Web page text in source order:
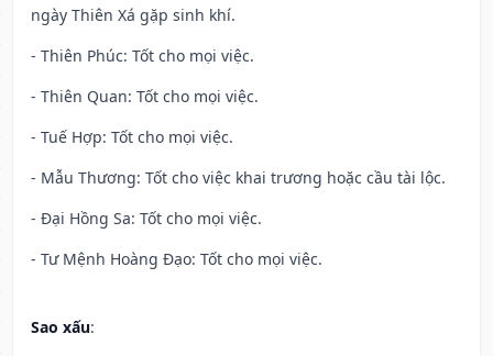
ngày Thiên Xá gặp sinh khí.
- Thiên Phúc: Tốt cho mọi việc.
- Thiên Quan: Tốt cho mọi việc.
- Tuế Hợp: Tốt cho mọi việc.
- Mẫu Thương: Tốt cho việc khai trương hoặc cầu tài lộc.
- Đại Hồng Sa: Tốt cho mọi việc.
- Tư Mệnh Hoàng Đạo: Tốt cho mọi việc.
Sao xấu: